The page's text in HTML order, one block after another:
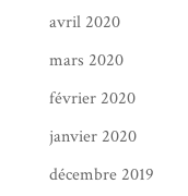
avril 2020
mars 2020
février 2020
janvier 2020
décembre 2019